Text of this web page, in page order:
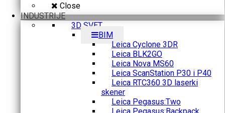
Close
INDUSTRIJE
3D SVET
BIM
Leica Cyclone 3DR
Leica BLK2GO
Leica Nova MS60
Leica ScanStation P30 i P40
Leica RTC360 3D laserki
skener
Leica Pegasus:Two